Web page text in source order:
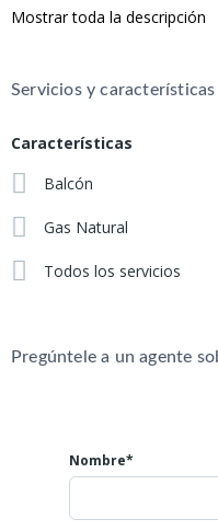
lavarropas.
Ambiente amplio 3 x 8,20
Baño: 1,70 x 2,20 mtros.
Cocina semi integrada 1,70 x
Balcón con lavadero 3,90 x
Disponible a principio de
Mostrar toda la descripción
Servicios y características
Características
Balcón
Gas Natural
Todos los servicios
Pregúntele a un agente
Nombre*